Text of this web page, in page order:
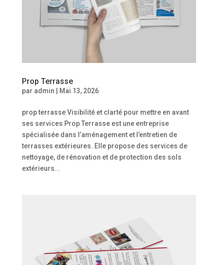
Prop Terrasse
par admin Mai 13, 2026
prop terrasse Visibilité et clarté pour mettre en avant
ses services Prop Terrasse est une entreprise
spécialisée dans l’aménagement et l’entretien de
terrasses extérieures. Elle propose des services de
nettoyage, de rénovation et de protection des sols
extérieurs...